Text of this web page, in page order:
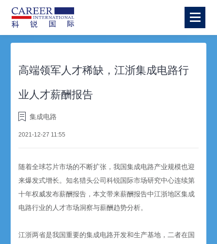
高端领军人才稀缺，江浙集成电路行
业人才薪酬报告
集成电路
2021-12-27 11:55
随着全球芯片市场的不断扩张，我国集成电路产业规模也迎
来爆发式增长。知名猎头公司科锐国际市场研究中心连续第
十年权威发布薪酬报告，本文带来薪酬报告中江浙地区集成
电路行业的人才市场洞察与薪酬趋势分析。
江浙两省是我国重要的集成电路开发和生产基地，二者在国